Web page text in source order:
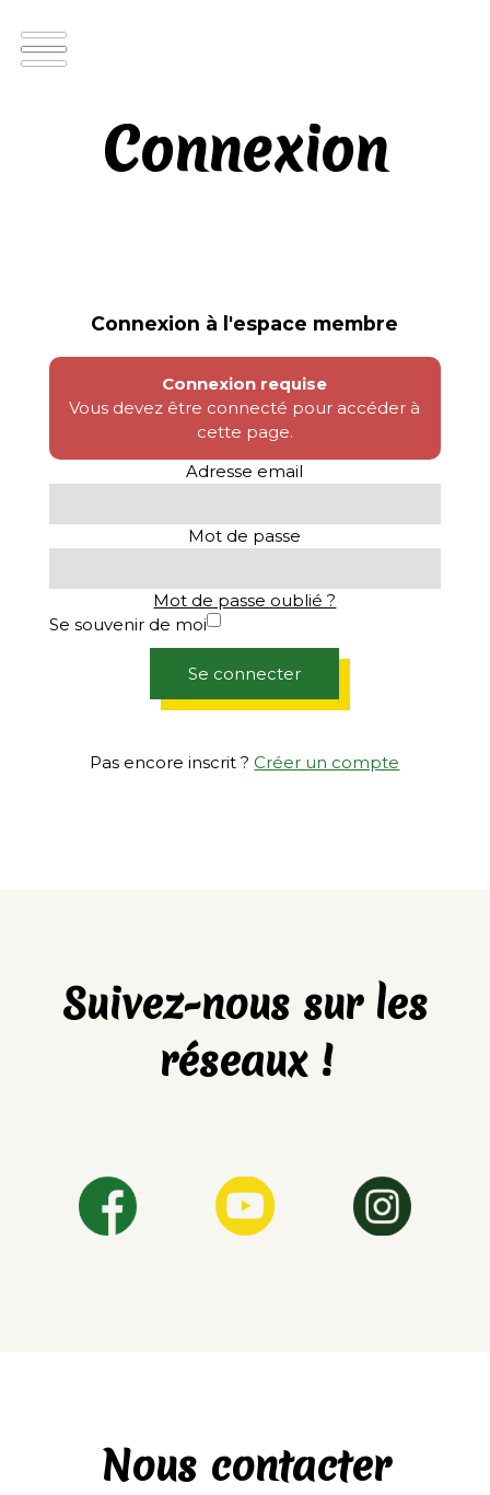
Connexion
Connexion à l'espace membre
Connexion requise
Vous devez être connecté pour accéder à
cette page.
Adresse email
Mot de passe
Mot de passe oublié ?
Se souvenir de moi
Se connecter
Pas encore inscrit ? Créer un compte
Suivez-nous sur les
réseaux !
Nous contacter